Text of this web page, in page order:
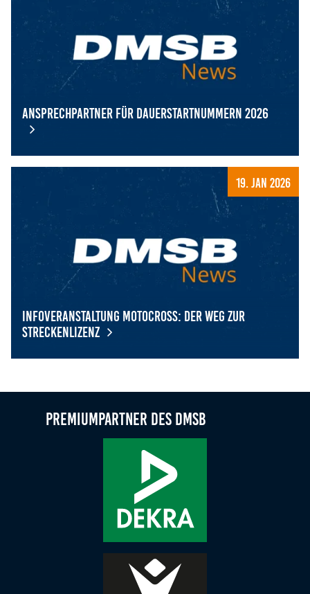
Ansprechpartner für Dauerstartnummern 2026
Ansprechpartner für Dauerstartnummern 2026
19. Jan 2026
Infoveranstaltung Motocross: Der Weg zur
Streckenlizenz
Premiumpartner des DMSB